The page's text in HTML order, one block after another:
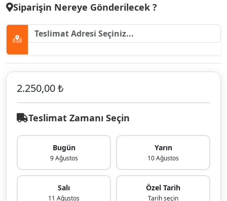
Siparişin Nereye Gönderilecek ?
2.250,00 ₺
Teslimat Zamanı Seçin
Bugün
9 Ağustos
Yarın
10 Ağustos
Salı
11 Ağustos
Özel Tarih
Tarih seçin